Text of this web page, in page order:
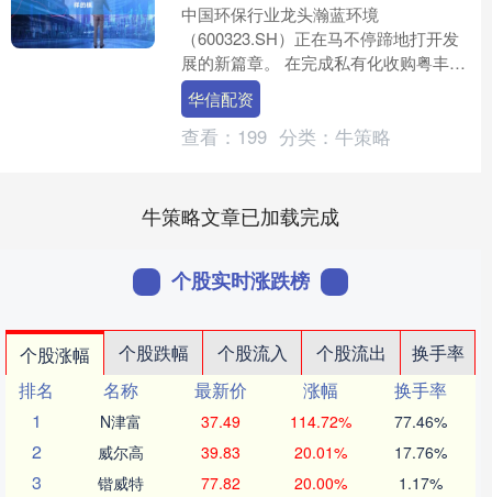
中国环保行业龙头瀚蓝环境
（600323.SH）正在马不停蹄地打开发
展的新篇章。 在完成私有化收购粤丰环
保后，近日，瀚蓝环境在广东佛山举行
品牌焕新发布会，隆重官宣....
华信配资
查看： 199 分类： 牛策略
牛策略文章已加载完成
个股实时涨跌榜
个股涨幅 个股跌幅 个股流入 个股流出
换手率
排名
名称 最新价 涨幅
换手率
1
N津富 37.49 114.72% 77.46%
2 威尔高 39.83 20.01% 17.76%
3 锴威特 77.82 20.00% 1.17%